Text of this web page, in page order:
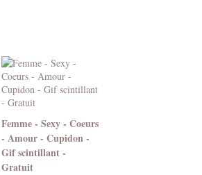
Femme - Sexy - Coeurs
- Amour - Cupidon -
Gif scintillant -
Gratuit